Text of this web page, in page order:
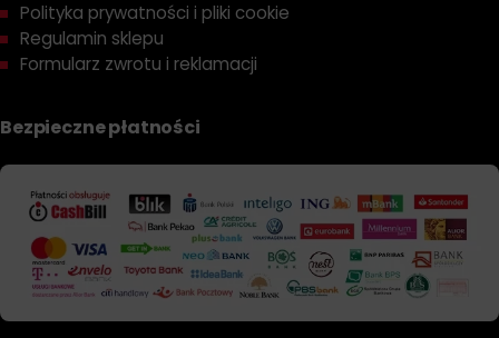
Polityka prywatności i pliki cookie
Regulamin sklepu
Formularz zwrotu i reklamacji
Bezpieczne płatności